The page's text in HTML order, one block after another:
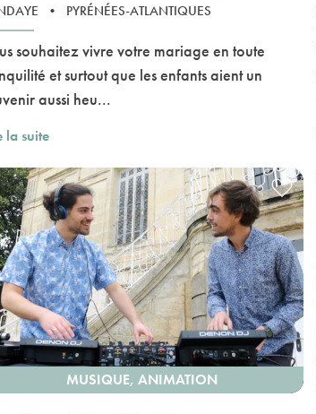
• PYRÉNÉES-ATLANTIQUES
souhaitez vivre votre mariage en toute
et surtout que les enfants aient un
aussi heu...
la suite
MUSIQUE, ANIMATION